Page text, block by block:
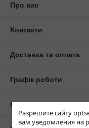
Разрешите сайту
вам уведомления на
Про нас
Контакти
Доставка та оплата
Графік роботи
Повна версія сайту